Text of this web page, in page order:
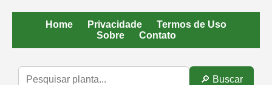
Home Privacidade
Termos de Uso
Sobre
Contato
🔎 Buscar